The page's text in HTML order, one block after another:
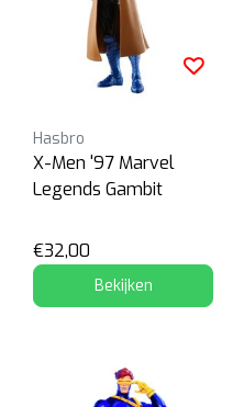
Hasbro
X-Men '97 Marvel
Legends Gambit
€32,00
Bekijken